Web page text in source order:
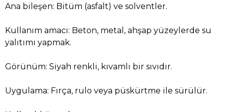
Ana bileşen: Bitüm (asfalt) ve solventler.
Kullanım amacı: Beton, metal, ahşap yüzeylerde su
yalıtımı yapmak.
Görünüm: Siyah renkli, kıvamlı bir sıvıdır.
Uygulama: Fırça, rulo veya püskürtme ile sürülür.